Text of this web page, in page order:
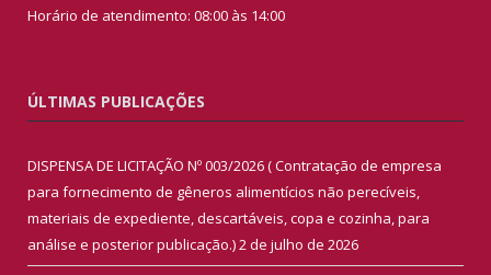
Horário de atendimento: 08:00 às 14:00
ÚLTIMAS PUBLICAÇÕES
DISPENSA DE LICITAÇÃO Nº 003/2026 ( Contratação de empresa
para fornecimento de gêneros alimentícios não perecíveis,
materiais de expediente, descartáveis, copa e cozinha, para
análise e posterior publicação.)2 de julho de 2026